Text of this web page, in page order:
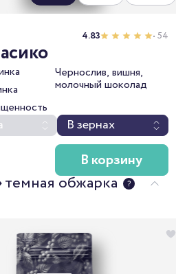
4.83 • 54
Чернослив, вишня,
молочный шоколад
В зернах
В корзину
темная обжарка